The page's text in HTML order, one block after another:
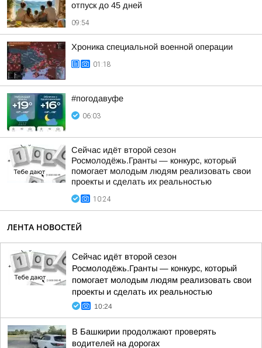
отпуск до 45 дней
09:54
Хроника специальной военной операции
01:18
#погодавуфе
06:03
Сейчас идёт второй сезон
Росмолодёжь.Гранты — конкурс, который
помогает молодым людям реализовать свои
проекты и сделать их реальностью
10:24
ЛЕНТА НОВОСТЕЙ
Сейчас идёт второй сезон
Росмолодёжь.Гранты — конкурс, который
помогает молодым людям реализовать свои
проекты и сделать их реальностью
10:24
В Башкирии продолжают проверять
водителей на дорогах